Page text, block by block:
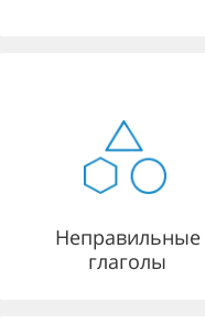
Неправильные
глаголы